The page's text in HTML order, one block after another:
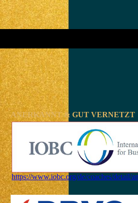
ANERKANNT & GUT VERNETZT
https://www.iobc.org/de/coaches/detail/